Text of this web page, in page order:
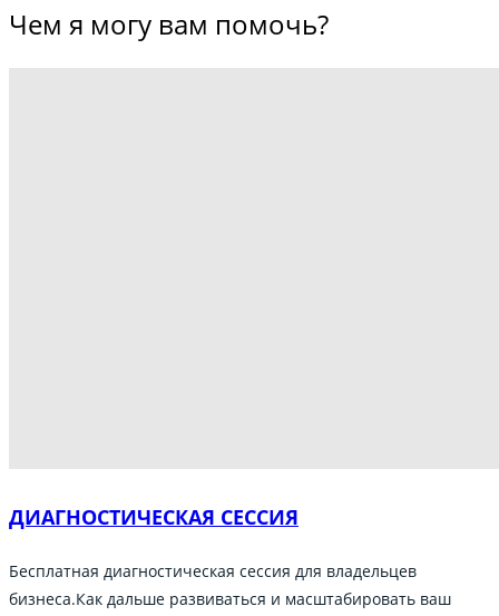
Чем я могу вам помочь?
ДИАГНОСТИЧЕСКАЯ СЕССИЯ
Бесплатная диагностическая сессия для владельцев
бизнеса.Как дальше развиваться и масштабировать ваш